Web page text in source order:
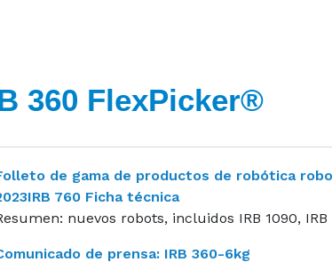
360 FlexPicker®
de gama de productos de robótica
760 Ficha técnica
nuevos robots, incluidos IRB 1090, IRB
de prensa: IRB 360-6kg